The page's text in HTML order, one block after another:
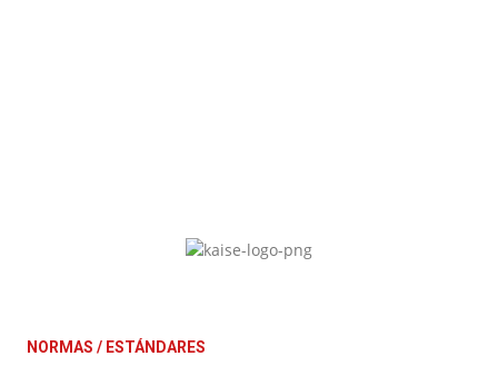
NORMAS / ESTÁNDARES